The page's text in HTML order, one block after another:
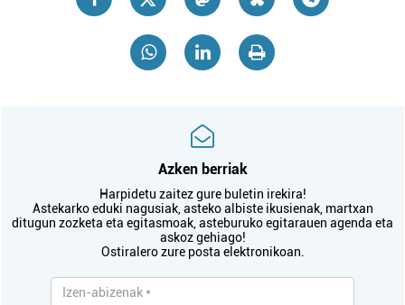
Azken berriak
Harpidetu zaitez gure buletin irekira!
Astekarko eduki nagusiak, asteko albiste ikusienak, martxan
ditugun zozketa eta egitasmoak, asteburuko egitarauen agenda eta
askoz gehiago!
Ostiralero zure posta elektronikoan.